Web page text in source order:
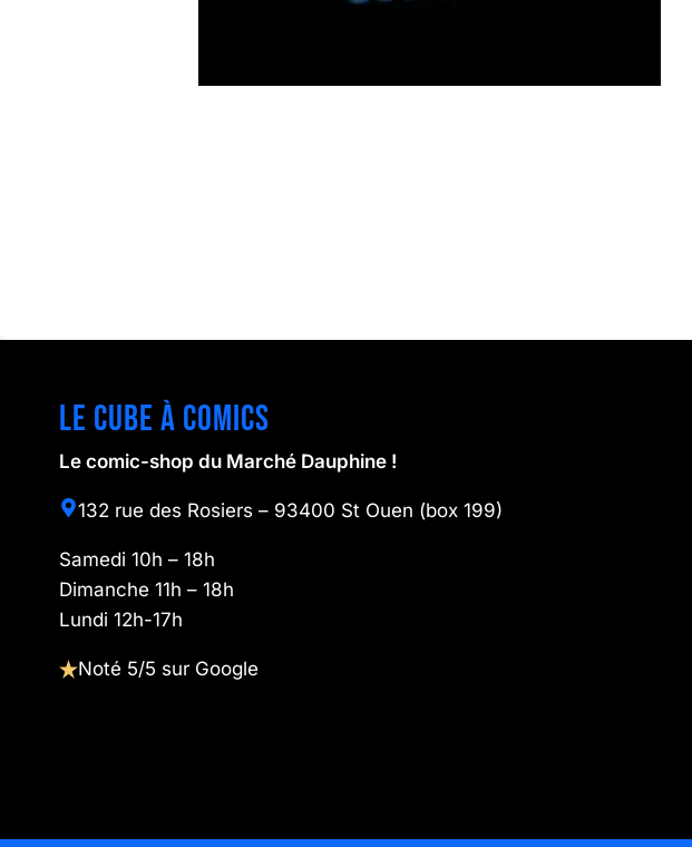
Le cube à comics
Le comic-shop du Marché Dauphine !
132 rue des Rosiers – 93400 St Ouen (box 199)
Samedi 10h – 18h
Dimanche 11h – 18h
Lundi 12h-17h
Noté 5/5 sur Google